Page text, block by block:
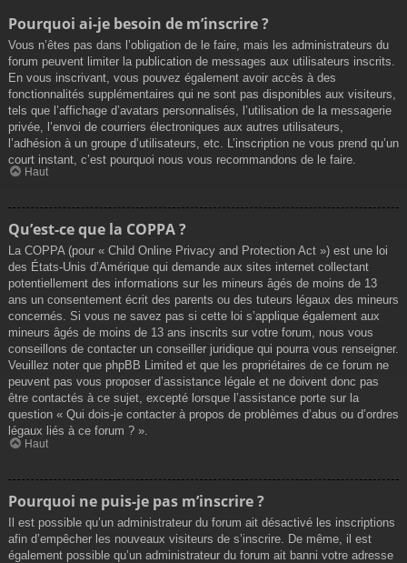
Pourquoi ai-je besoin de m’inscrire ?
Vous n’êtes pas dans l’obligation de le faire, mais les administrateurs du
forum peuvent limiter la publication de messages aux utilisateurs inscrits.
En vous inscrivant, vous pouvez également avoir accès à des
fonctionnalités supplémentaires qui ne sont pas disponibles aux visiteurs,
tels que l’affichage d’avatars personnalisés, l’utilisation de la messagerie
privée, l’envoi de courriers électroniques aux autres utilisateurs,
l’adhésion à un groupe d’utilisateurs, etc. L’inscription ne vous prend qu’un
court instant, c’est pourquoi nous vous recommandons de le faire.
Haut
Qu’est-ce que la COPPA ?
La COPPA (pour « Child Online Privacy and Protection Act ») est une loi
des États-Unis d’Amérique qui demande aux sites internet collectant
potentiellement des informations sur les mineurs âgés de moins de 13
ans un consentement écrit des parents ou des tuteurs légaux des mineurs
concernés. Si vous ne savez pas si cette loi s’applique également aux
mineurs âgés de moins de 13 ans inscrits sur votre forum, nous vous
conseillons de contacter un conseiller juridique qui pourra vous renseigner.
Veuillez noter que phpBB Limited et que les propriétaires de ce forum ne
peuvent pas vous proposer d’assistance légale et ne doivent donc pas
être contactés à ce sujet, excepté lorsque l’assistance porte sur la
question « Qui dois-je contacter à propos de problèmes d’abus ou d’ordres
légaux liés à ce forum ? ».
Haut
Pourquoi ne puis-je pas m’inscrire ?
Il est possible qu’un administrateur du forum ait désactivé les inscriptions
afin d’empêcher les nouveaux visiteurs de s’inscrire. De même, il est
également possible qu’un administrateur du forum ait banni votre adresse